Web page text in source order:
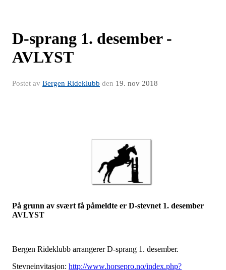
D-sprang 1. desember -
AVLYST
Postet av Bergen Rideklubb den 19. nov 2018
På grunn av svært få påmeldte er D-stevnet 1. desember
AVLYST
Bergen Rideklubb arrangerer D-sprang 1. desember.
Stevneinvitasjon: http://www.horsepro.no/index.php?